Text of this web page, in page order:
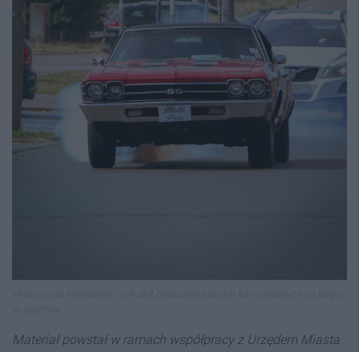
Materiał powstał w ramach współpracy z Urzędem Miasta